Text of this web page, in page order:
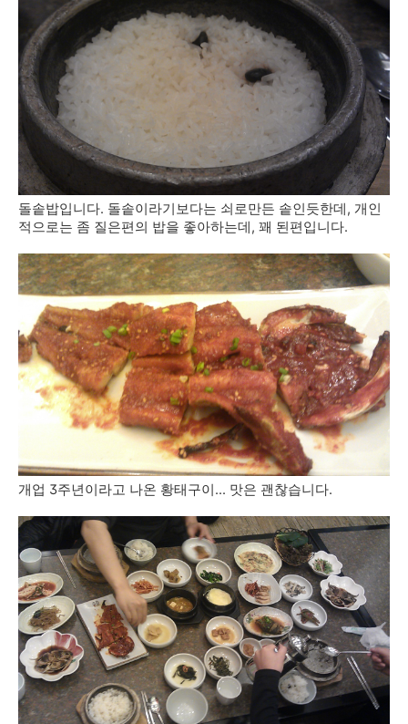
돌솥밥입니다. 돌솥이라기보다는 쇠로만든 솥인듯한데, 개인
적으로는 좀 질은편의 밥을 좋아하는데, 꽤 된편입니다.
개업 3주년이라고 나온 황태구이... 맛은 괜찮습니다.